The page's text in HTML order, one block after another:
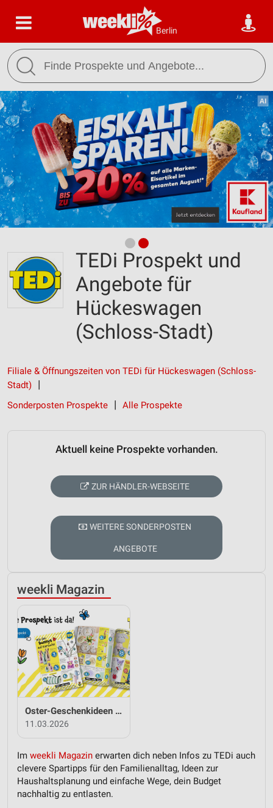
Berlin
TEDi Prospekt und
Angebote für
Hückeswagen
(Schloss-Stadt)
Filiale & Öffnungszeiten von TEDi für Hückeswagen (Schloss-
Stadt)
Sonderposten Prospekte
Alle Prospekte
Aktuell keine Prospekte vorhanden.
ZUR HÄNDLER-WEBSEITE
WEITERE SONDERPOSTEN
ANGEBOTE
weekli Magazin
Oster-Geschenkideen von TEDi
11.03.2026
Im weekli Magazin erwarten dich neben Infos zu TEDi auch
clevere Spartipps für den Familienalltag, Ideen zur
Haushaltsplanung und einfache Wege, dein Budget
nachhaltig zu entlasten.